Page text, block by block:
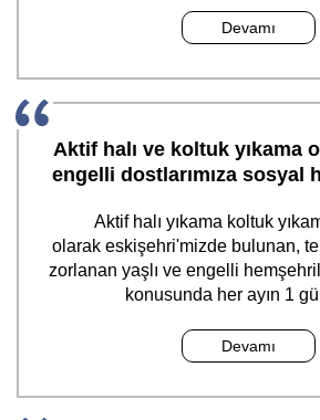
Devamı
Aktif halı ve koltuk yıkama
engelli dostlarımıza sosyal
Aktif halı yıkama koltuk
olarak eskişehri'mizde bulunan,
zorlanan yaşlı ve engelli
konusunda her ayın 1
Devamı